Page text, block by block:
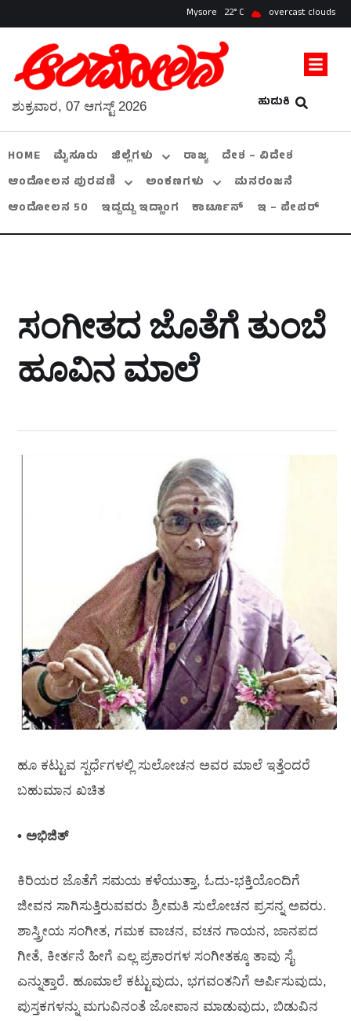
Mysore 22 overcast clouds
ಹುಡುಕಿ
ಶುಕ್ರವಾರ, 07 ಆಗಸ್ಟ್ 2026
HOME ಮೈಸೂರು ಜಿಲ್ಲೆಗಳು ರಾಜ್ಯ
ದೇಶ – ವಿದೇಶ
ಆಂದೋಲನ ಪುರವಣಿ
ಅಂಕಣಗಳು
ಮನರಂಜನೆ
ಆಂದೋಲನ 50
ಇದ್ದದ್ದು ಇದ್ಹಾಂಗ ಕಾರ್ಟೂನ್ ಇ – ಪೇಪರ್
ಸಂಗೀತದ ಜೊತೆಗೆ ತುಂಬೆ
ಹೂವಿನ ಮಾಲೆ
ಹೂ ಕಟ್ಟುವ ಸ್ಪರ್ಧೆಗಳಲ್ಲಿ ಸುಲೋಚನ ಅವರ ಮಾಲೆ ಇತ್ತೆಂದರೆ
ಬಹುಮಾನ ಖಚಿತ
• ಅಭಿಜಿತ್
ಕಿರಿಯರ ಜೊತೆಗೆ ಸಮಯ ಕಳೆಯುತ್ತಾ, ಓದು-ಭಕ್ತಿಯೊಂದಿಗೆ
ಜೀವನ ಸಾಗಿಸುತ್ತಿರುವವರು ಶ್ರೀಮತಿ ಸುಲೋಚನ ಪ್ರಸನ್ನ ಅವರು.
ಶಾಸ್ತ್ರೀಯ ಸಂಗೀತ, ಗಮಕ ವಾಚನ, ವಚನ ಗಾಯನ, ಜಾನಪದ
ಗೀತೆ, ಕೀರ್ತನೆ ಹೀಗೆ ಎಲ್ಲ ಪ್ರಕಾರಗಳ ಸಂಗೀತಕ್ಕೂ ತಾವು ಸೈ
ಎನ್ನುತ್ತಾರೆ. ಹೂಮಾಲೆ ಕಟ್ಟುವುದು, ಭಗವಂತನಿಗೆ ಅರ್ಪಿಸುವುದು,
ಪುಸ್ತಕಗಳನ್ನು ಮಗುವಿನಂತೆ ಜೋಪಾನ ಮಾಡುವುದು, ಬಿಡುವಿನ